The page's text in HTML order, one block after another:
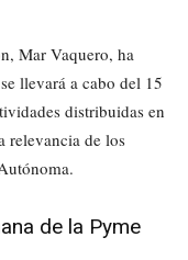
Mar Vaquero, ha
llevará a cabo del 15
distribuidas en
relevancia de los
de la Pyme